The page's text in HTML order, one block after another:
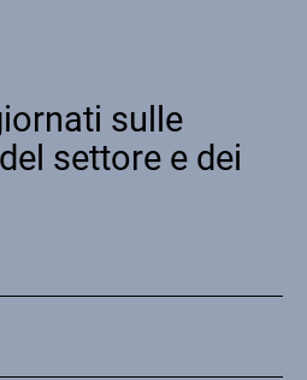
sulle
settore e dei